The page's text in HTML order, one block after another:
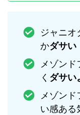
ジャニオ
かダサい
メゾンド
く ダサい
メゾンド
い感ある